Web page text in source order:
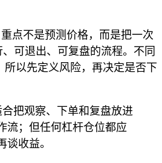
点不是预测价格，而是把一次
可退出、可复盘的流程。不同
以先定义风险，再决定是否下
把观察、下单和复盘放进
流；但任何杠杆仓位都应
谈收益。